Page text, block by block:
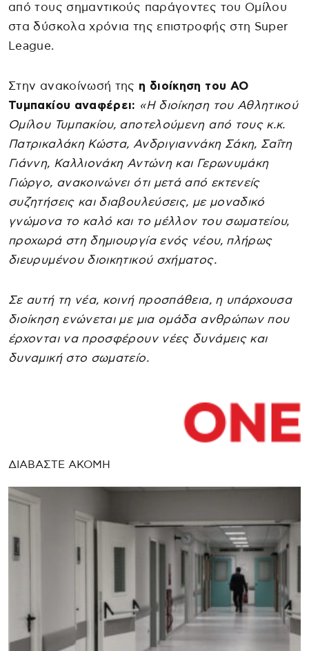
από τους σημαντικούς παράγοντες του Ομίλου
στα δύσκολα χρόνια της επιστροφής στη Super
League.
Στην ανακοίνωσή της η διοίκηση του ΑΟ
Τυμπακίου αναφέρει: «Η διοίκηση του Αθλητικού
Ομίλου Τυμπακίου, αποτελούμενη από τους κ.κ.
Πατρικαλάκη Κώστα, Ανδριγιαννάκη Σάκη, Σαΐτη
Γιάννη, Καλλιονάκη Αντώνη και Γερωνυμάκη
Γιώργο, ανακοινώνει ότι μετά από εκτενείς
συζητήσεις και διαβουλεύσεις, με μοναδικό
γνώμονα το καλό και το μέλλον του σωματείου,
προχωρά στη δημιουργία ενός νέου, πλήρως
διευρυμένου διοικητικού σχήματος.
Σε αυτή τη νέα, κοινή προσπάθεια, η υπάρχουσα
διοίκηση ενώνεται με μια ομάδα ανθρώπων που
έρχονται να προσφέρουν νέες δυνάμεις και
δυναμική στο σωματείο.
ΔΙΑΒΑΣΤΕ ΑΚΟΜΗ